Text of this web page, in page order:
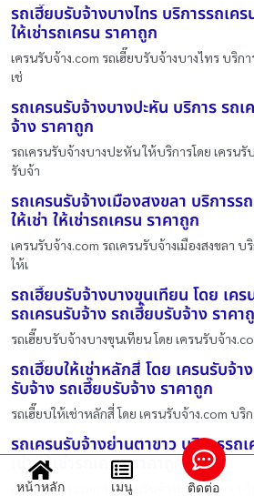
รถเฮี๊ยบรับจ้างบางไทร บริการรถเคร
ให้เช่ารถเครน ราคาถูก
เครนรับจ้าง.com รถเฮี๊ยบรับจ้างบางไทร บริก
เช่
รถเครนรับจ้างบางปะหัน บริการ รถ
จ้าง ราคาถูก
รถเครนรับจ้างบางปะหัน ให้บริการโดย เครนรั
รับจ้า
รถเครนรับจ้างเมืองสงขลา บริการร
ให้เช่า ให้เช่ารถเครน ราคาถูก
เครนรับจ้าง.com รถเครนรับจ้างเมืองสงขลา บ
ให้เ
รถเฮี๊ยบรับจ้างบางขุนเทียน โดย เค
รถเครนรับจ้าง รถเฮี๊ยบรับจ้าง ราคา
รถเฮี๊ยบรับจ้างบางขุนเทียน โดย เครนรับจ้าง
รถเฮี๊ยบให้เช่าหลักสี่ โดย เครนรับจ้
รับจ้าง รถเฮี๊ยบรับจ้าง ราคาถูก
รถเฮี๊ยบให้เช่าหลักสี่ โดย เครนรับจ้าง.com บริ
รถเครนรับจ้างย่านตาขาว บริการรถ
เช่า ให้เช่ารถเครน ราคาถูก
เครนรับจ้าง.com รถเครนรับจ้างย่านตาขาว บ
หน้าหลัก เมนู ติดต่อ